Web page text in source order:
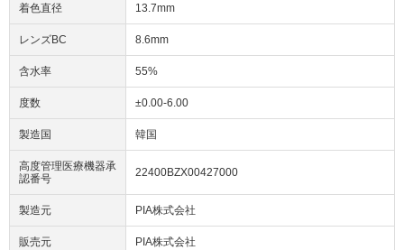
着色直径 13.7mm
レンズBC 8.6mm
含水率 55%
度数 ±0.00-6.00
製造国 韓国
高度管理医療機器承
認番号
22400BZX00427000
製造元 PIA株式会社
販売元 PIA株式会社